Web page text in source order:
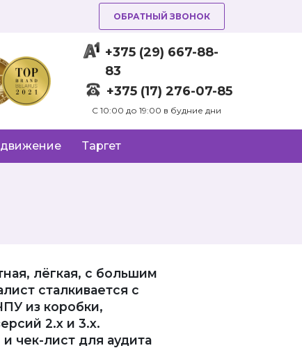
ОБРАТНЫЙ ЗВОНОК
+375 (29) 667-88-
83
+375 (17) 276-07-85
C 10:00 до 19:00 в будние дни
Таргет
лёгкая, с большим
сталкивается с
из коробки,
2.x и 3.x.
чек-лист для аудита